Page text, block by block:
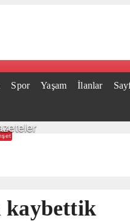
Spor Yaşam İlanlar
kaybettik